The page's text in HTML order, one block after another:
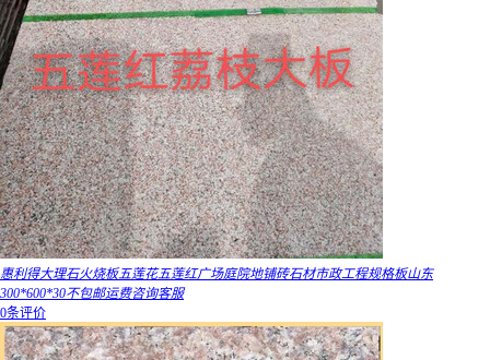
惠利得大理石火烧板五莲花五莲红广场庭院地铺砖石材市政工程规格板山东
300*600*30不包邮运费咨询客服
0条评价